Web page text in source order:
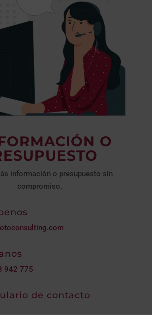
O
información o presupuesto sin
compromiso.
942 775
de contacto